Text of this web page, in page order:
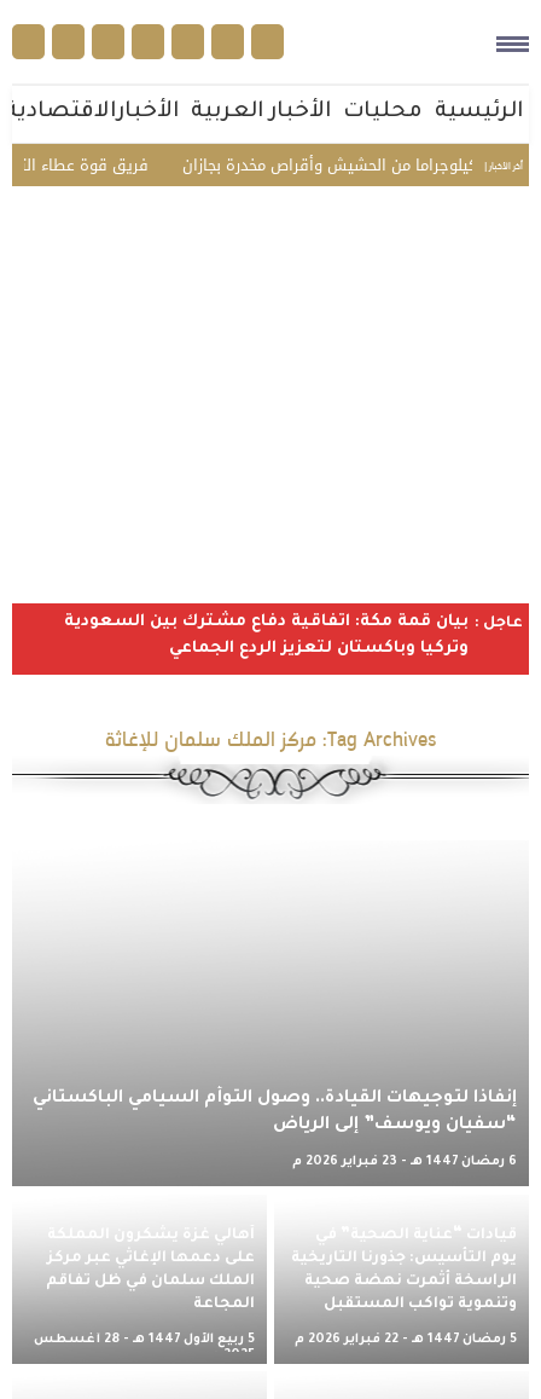
الرئيسية محليات الأخبار العربية الأخبارالاقتصادية
أخر الأخبار | فريق قوة عطاء التطوعي ينفذ مبادرة
عاجل : بيان قمة مكة: اتفاقية دفاع مشترك بين السعودية
وتركيا وباكستان لتعزيز الردع الجماعي
Tag Archives: مركز الملك سلمان للإغاثة
إنفاذًا لتوجيهات القيادة.. وصول التوأم السيامي الباكستاني
“سفيان ويوسف” إلى الرياض
6 رمضان 1447 هـ - 23 فبراير 2026 م
قيادات “عناية الصحية” في
يوم التأسيس: جذورنا التاريخية
الراسخة أثمرت نهضة صحية
وتنموية تواكب المستقبل
5 رمضان 1447 هـ - 22 فبراير 2026 م
أهالي غزة يشكرون المملكة
على دعمها الإغاثي عبر مركز
الملك سلمان في ظل تفاقم
المجاعة
5 ربيع الأول 1447 هـ - 28 أغسطس
2025 م